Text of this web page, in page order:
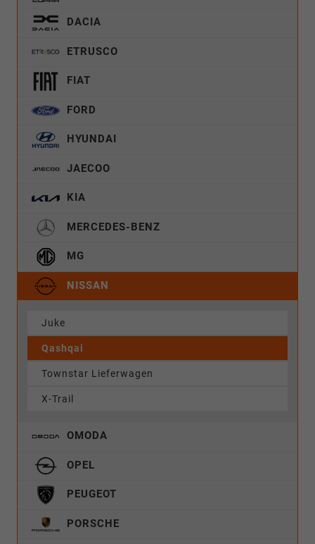
DACIA
ETRUSCO
FIAT
FORD
HYUNDAI
JAECOO
KIA
MERCEDES-BENZ
MG
NISSAN
Juke
Qashqai
Townstar Lieferwagen
X-Trail
OMODA
OPEL
PEUGEOT
PORSCHE